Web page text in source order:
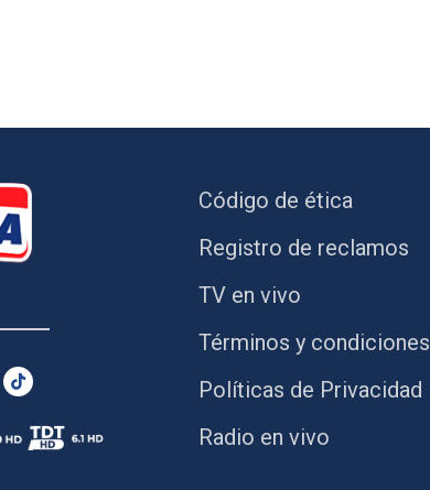
Código de ética
Registro de reclamos
TV en vivo
Términos y condiciones
Políticas de Privacidad
Radio en vivo